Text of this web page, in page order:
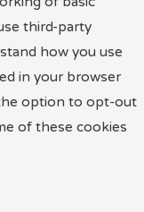
third-party
how you use
in your browser
option to opt-out
of these cookies